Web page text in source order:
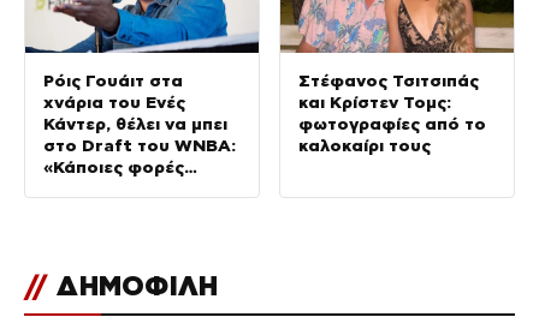
Ρόις Γουάιτ στα
χνάρια του Ενές
Κάντερ, θέλει να μπει
στο Draft του WNBA:
«Κάποιες φορές
Στέφανος Τσιτσιπάς
και Κρίστεν Τομς:
φωτογραφίες από το
καλοκαίρι τους
// ΔΗΜΟΦΙΛΗ